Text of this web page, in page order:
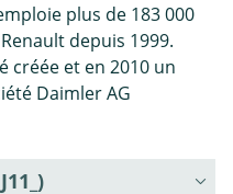
plus de 183 000
depuis 1999.
créée et en 2010 un
Daimler AG